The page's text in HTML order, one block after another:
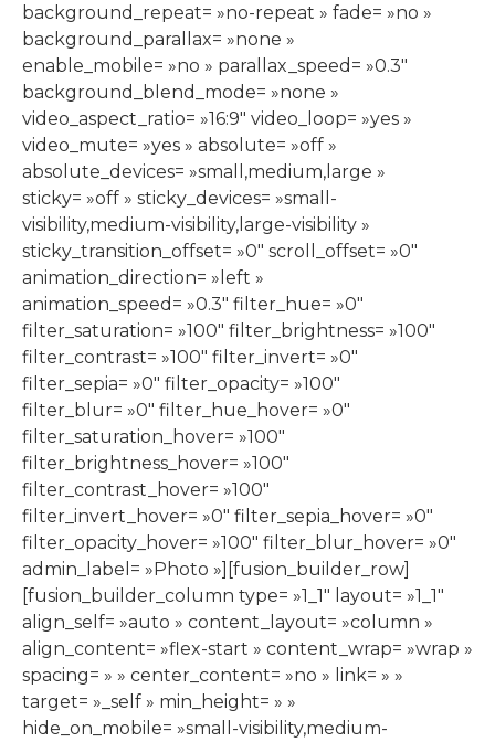
background_repeat= »no-repeat » fade= »no »
background_parallax= »none »
enable_mobile= »no » parallax_speed= »0.3″
background_blend_mode= »none »
video_aspect_ratio= »16:9″ video_loop= »yes »
video_mute= »yes » absolute= »off »
absolute_devices= »small,medium,large »
sticky= »off » sticky_devices= »small-
visibility,medium-visibility,large-visibility »
sticky_transition_offset= »0″ scroll_offset= »0″
animation_direction= »left »
animation_speed= »0.3″ filter_hue= »0″
filter_saturation= »100″ filter_brightness= »100″
filter_contrast= »100″ filter_invert= »0″
filter_sepia= »0″ filter_opacity= »100″
filter_blur= »0″ filter_hue_hover= »0″
filter_saturation_hover= »100″
filter_brightness_hover= »100″
filter_contrast_hover= »100″
filter_invert_hover= »0″ filter_sepia_hover= »0″
filter_opacity_hover= »100″ filter_blur_hover= »0″
admin_label= »Photo »][fusion_builder_row]
[fusion_builder_column type= »1_1″ layout= »1_1″
align_self= »auto » content_layout= »column »
align_content= »flex-start » content_wrap= »wrap »
spacing= » » center_content= »no » link= » »
target= »_self » min_height= » »
hide_on_mobile= »small-visibility,medium-